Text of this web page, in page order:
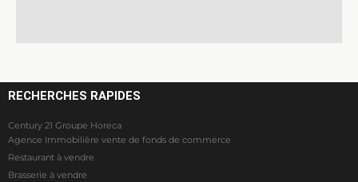
RECHERCHES RAPIDES
Century 21 Groupe Horeca
Agence Immobilière vente de fonds de commerce
Restaurant à vendre
Brasserie à vendre